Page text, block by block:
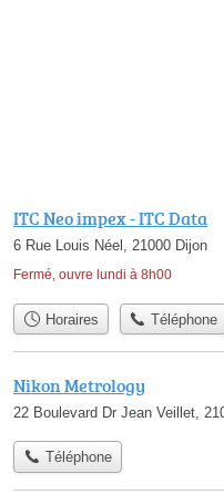
ITC Neo impex - ITC Data
6 Rue Louis Néel, 21000 Dijon
Fermé, ouvre lundi à 8h00
Horaires Téléphone
Nikon Metrology
22 Boulevard Dr Jean Veillet,
Téléphone